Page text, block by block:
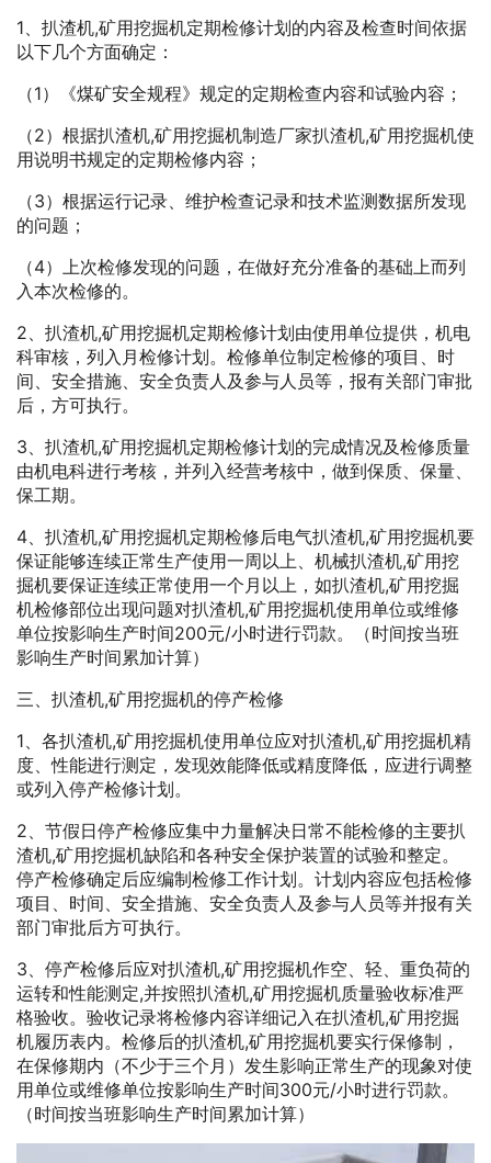
1、扒渣机,矿用挖掘机定期检修计划的内容及检查时间依据
以下几个方面确定：
（1）《煤矿安全规程》规定的定期检查内容和试验内容；
（2）根据扒渣机,矿用挖掘机制造厂家扒渣机,矿用挖掘机使
用说明书规定的定期检修内容；
（3）根据运行记录、维护检查记录和技术监测数据所发现
的问题；
（4）上次检修发现的问题，在做好充分准备的基础上而列
入本次检修的。
2、扒渣机,矿用挖掘机定期检修计划由使用单位提供，机电
科审核，列入月检修计划。检修单位制定检修的项目、时
间、安全措施、安全负责人及参与人员等，报有关部门审批
后，方可执行。
3、扒渣机,矿用挖掘机定期检修计划的完成情况及检修质量
由机电科进行考核，并列入经营考核中，做到保质、保量、
保工期。
4、扒渣机,矿用挖掘机定期检修后电气扒渣机,矿用挖掘机要
保证能够连续正常生产使用一周以上、机械扒渣机,矿用挖
掘机要保证连续正常使用一个月以上，如扒渣机,矿用挖掘
机检修部位出现问题对扒渣机,矿用挖掘机使用单位或维修
单位按影响生产时间200元/小时进行罚款。（时间按当班
影响生产时间累加计算）
三、扒渣机,矿用挖掘机的停产检修
1、各扒渣机,矿用挖掘机使用单位应对扒渣机,矿用挖掘机精
度、性能进行测定，发现效能降低或精度降低，应进行调整
或列入停产检修计划。
2、节假日停产检修应集中力量解决日常不能检修的主要扒
渣机,矿用挖掘机缺陷和各种安全保护装置的试验和整定。
停产检修确定后应编制检修工作计划。计划内容应包括检修
项目、时间、安全措施、安全负责人及参与人员等并报有关
部门审批后方可执行。
3、停产检修后应对扒渣机,矿用挖掘机作空、轻、重负荷的
运转和性能测定,并按照扒渣机,矿用挖掘机质量验收标准严
格验收。验收记录将检修内容详细记入在扒渣机,矿用挖掘
机履历表内。检修后的扒渣机,矿用挖掘机要实行保修制，
在保修期内（不少于三个月）发生影响正常生产的现象对使
用单位或维修单位按影响生产时间300元/小时进行罚款。
（时间按当班影响生产时间累加计算）